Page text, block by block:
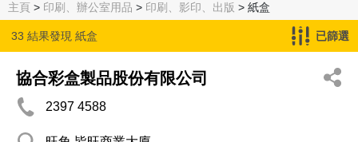
主頁 > 印刷、辦公室用品 > 印刷、影印、出版 > 紙盒
33 結果發現 紙盒 已篩選
協合彩盒製品股份有限公司
2397 4588